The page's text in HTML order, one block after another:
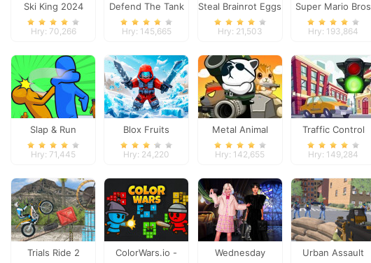
Ski King 2024
Hry: 70,266
Defend The Tank
Hry: 145,665
Steal Brainrot Eggs
Hry: 21,503
Super Mario Bros
Hry: 193,864
Slap & Run
Hry: 71,445
Blox Fruits
Hry: 24,220
Metal Animal
Hry: 142,655
Traffic Control
Hry: 149,284
Trials Ride 2
ColorWars.io -
Wednesday
Urban Assault